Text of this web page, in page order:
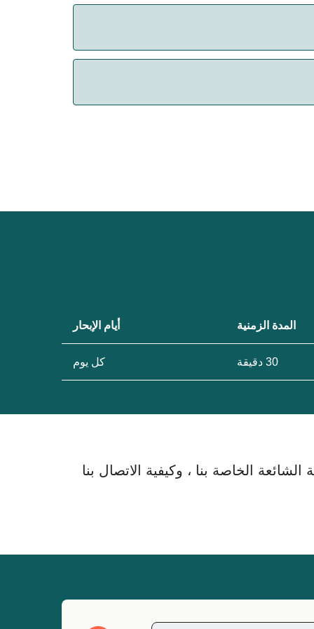
المدة الزمنية أيام الإبحار
30 دقيقة كل يوم
الخاصة بنا ، وكيفية الاتصال بنا